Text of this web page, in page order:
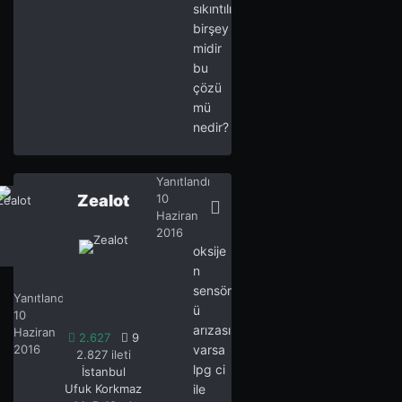
sıkıntılı
birşey
midir
bu
çözü
mü
nedir?
Yanıtlandı
10
Haziran
2016
Zealot
2.627
9
2.827 ileti
İstanbul
Ufuk Korkmaz
Yanıtlandı
10
Haziran
2016
oksije
n
sensör
ü
arızası
varsa
lpg ci
ile